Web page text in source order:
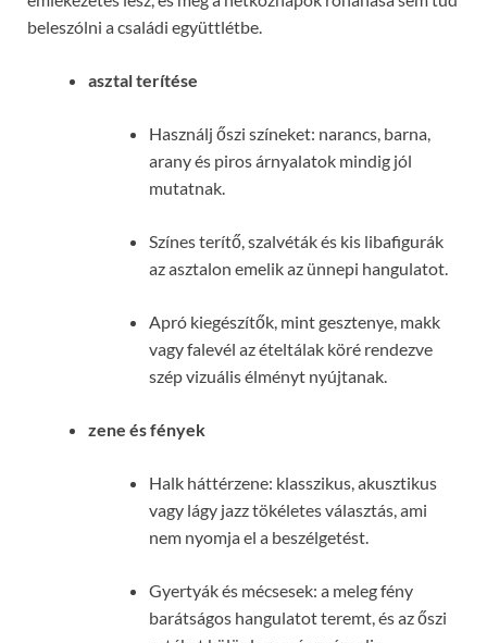
beleszólni a családi együttlétbe.
asztal terítése
Használj őszi színeket: narancs, barna,
arany és piros árnyalatok mindig jól
mutatnak.
Színes terítő, szalvéták és kis libafigurák
az asztalon emelik az ünnepi hangulatot.
Apró kiegészítők, mint gesztenye, makk
vagy falevél az ételtálak köré rendezve
szép vizuális élményt nyújtanak.
zene és fények
Halk háttérzene: klasszikus, akusztikus
vagy lágy jazz tökéletes választás, ami
nem nyomja el a beszélgetést.
Gyertyák és mécsesek: a meleg fény
barátságos hangulatot teremt, és az őszi